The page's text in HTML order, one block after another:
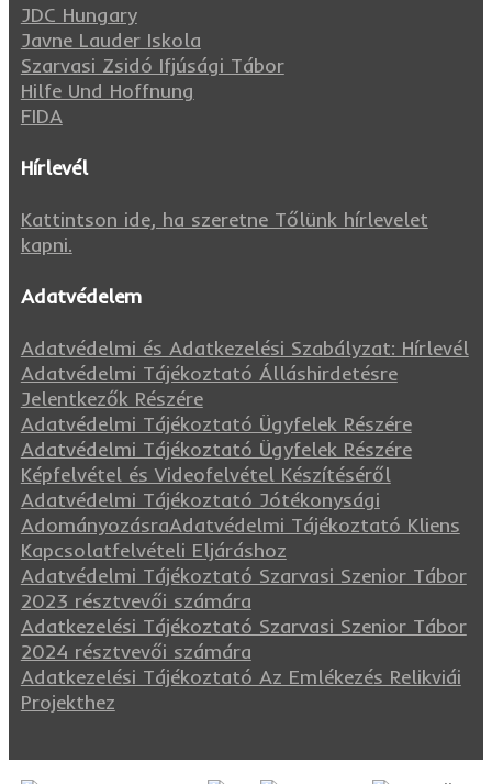
JDC Hungary
Javne Lauder Iskola
Szarvasi Zsidó Ifjúsági Tábor
Hilfe Und Hoffnung
FIDA
Hírlevél
Kattintson ide, ha szeretne Tőlünk hírlevelet
kapni.
Adatvédelem
Adatvédelmi és Adatkezelési Szabályzat: Hírlevél
Adatvédelmi Tájékoztató Álláshirdetésre
Jelentkezők Részére
Adatvédelmi Tájékoztató Ügyfelek Részére
Adatvédelmi Tájékoztató Ügyfelek Részére
Képfelvétel és Videofelvétel Készítéséről
Adatvédelmi Tájékoztató Jótékonysági
AdományozásraAdatvédelmi Tájékoztató Kliens
Kapcsolatfelvételi Eljáráshoz
Adatvédelmi Tájékoztató Szarvasi Szenior Tábor
2023 résztvevői számára
Adatkezelési Tájékoztató Szarvasi Szenior Tábor
2024 résztvevői számára
Adatkezelési Tájékoztató Az Emlékezés Relikviái
Projekthez